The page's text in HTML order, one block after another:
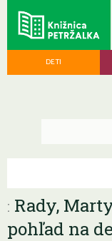
DETI
: Rady,
pohľad na